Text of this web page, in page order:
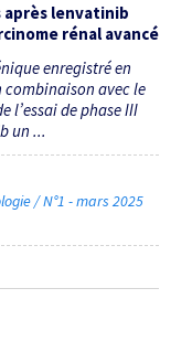
après lenvatinib
rénal avancé
enregistré en
combinaison avec le
l’essai de phase III
un ...
/ N°1 - mars 2025